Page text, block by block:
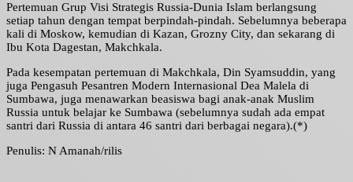
Pertemuan Grup Visi Strategis Russia-Dunia Islam berlangsung
setiap tahun dengan tempat berpindah-pindah. Sebelumnya beberapa
kali di Moskow, kemudian di Kazan, Grozny City, dan sekarang di
Ibu Kota Dagestan, Makchkala.
Pada kesempatan pertemuan di Makchkala, Din Syamsuddin, yang
juga Pengasuh Pesantren Modern Internasional Dea Malela di
Sumbawa, juga menawarkan beasiswa bagi anak-anak Muslim
Russia untuk belajar ke Sumbawa (sebelumnya sudah ada empat
santri dari Russia di antara 46 santri dari berbagai negara).(*)
Penulis: N Amanah/rilis